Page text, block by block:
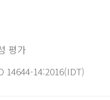
평가
14644-14:2016(IDT)